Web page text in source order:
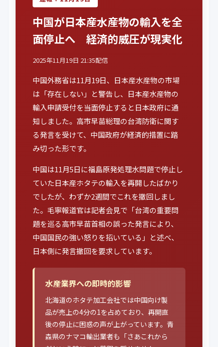
中国が日本産水産物の輸入を全
面停止へ 経済的威圧が現実化
2025年11月19日 21:35配信
中国外務省は11月19日、日本産水産物の市場
は「存在しない」と警告し、日本産水産物の
輸入申請受付を当面停止すると日本政府に通
知しました。高市早苗総理の台湾防衛に関す
る発言を受けて、中国政府が経済的措置に踏
み切った形です。
中国は11月5日に福島原発処理水問題で停止し
ていた日本産ホタテの輸入を再開したばかり
でしたが、わずか2週間でこれを撤回しまし
た。毛寧報道官は記者会見で「台湾の重要問
題を巡る高市早苗首相の誤った発言により、
中国国民の強い怒りを招いている」と述べ、
日本側に発言撤回を要求しています。
水産業界への即時的影響
北海道のホタテ加工会社では中国向け製
品が売上の4分の1を占めており、再開直
後の停止に困惑の声が上がっています。青
森県のナマコ輸出業者も「さあこれから